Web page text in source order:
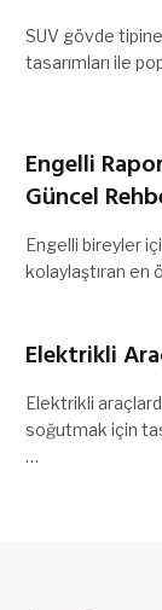
SUV gövde
tasarımları ile
Engelli
Güncel
Engelli bireyler
kolaylaştıran en
Elektrikli
Elektrikli
soğutmak için
…